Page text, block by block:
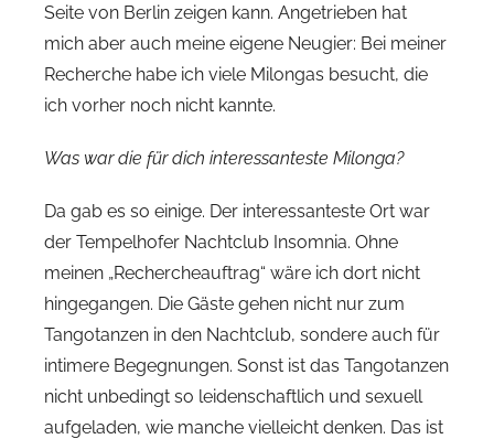
Seite von Berlin zeigen kann. Angetrieben hat
mich aber auch meine eigene Neugier: Bei meiner
Recherche habe ich viele Milongas besucht, die
ich vorher noch nicht kannte.
Was war die für dich interessanteste Milonga?
Da gab es so einige. Der interessanteste Ort war
der Tempelhofer Nachtclub Insomnia. Ohne
meinen „Rechercheauftrag“ wäre ich dort nicht
hingegangen. Die Gäste gehen nicht nur zum
Tangotanzen in den Nachtclub, sondere auch für
intimere Begegnungen. Sonst ist das Tangotanzen
nicht unbedingt so leidenschaftlich und sexuell
aufgeladen, wie manche vielleicht denken. Das ist